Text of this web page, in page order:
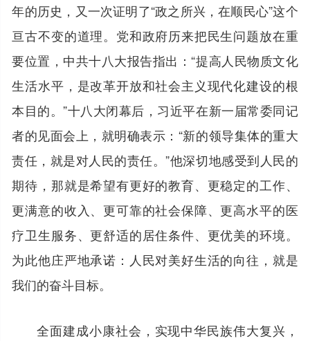
年的历史，又一次证明了“政之所兴，在顺民心”这个
亘古不变的道理。党和政府历来把民生问题放在重
要位置，中共十八大报告指出：“提高人民物质文化
生活水平，是改革开放和社会主义现代化建设的根
本目的。”十八大闭幕后，习近平在新一届常委同记
者的见面会上，就明确表示：“新的领导集体的重大
责任，就是对人民的责任。”他深切地感受到人民的
期待，那就是希望有更好的教育、更稳定的工作、
更满意的收入、更可靠的社会保障、更高水平的医
疗卫生服务、更舒适的居住条件、更优美的环境。
为此他庄严地承诺：人民对美好生活的向往，就是
我们的奋斗目标。
全面建成小康社会，实现中华民族伟大复兴，